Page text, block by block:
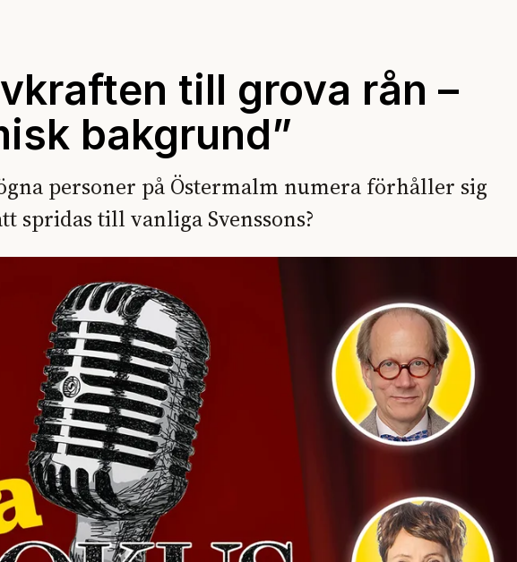
till grova rån –
bakgrund”
personer på Östermalm numera förhåller sig
spridas till vanliga Svenssons?